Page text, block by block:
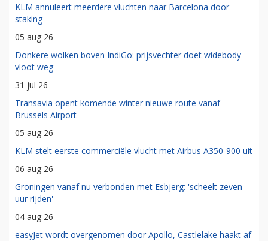
KLM annuleert meerdere vluchten naar Barcelona door
staking
05 aug 26
Donkere wolken boven IndiGo: prijsvechter doet widebody-
vloot weg
31 jul 26
Transavia opent komende winter nieuwe route vanaf
Brussels Airport
05 aug 26
KLM stelt eerste commerciële vlucht met Airbus A350-900 uit
06 aug 26
Groningen vanaf nu verbonden met Esbjerg: 'scheelt zeven
uur rijden'
04 aug 26
easyJet wordt overgenomen door Apollo, Castlelake haakt af